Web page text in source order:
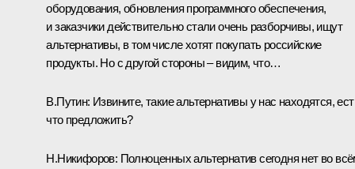
оборудования, обновления программного обеспечения,
и заказчики действительно стали очень разборчивы, ищут
альтернативы, в том числе хотят покупать российские
продукты. Но с другой стороны – видим, что…
В.Путин: Извините, такие альтернативы у нас находятся,
что предложить?
Н.Никифоров: Полноценных альтернатив сегодня нет во